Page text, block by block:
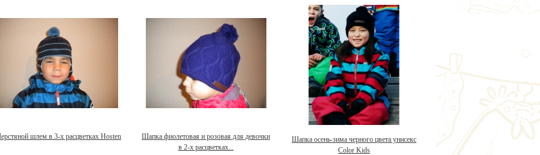
шлем в 3-х расцветках Hosten
Шапка фиолетовая и розовая для девочки
в 2-х расцветках...
Шапка осень-зима черного цвета унисекс
Color Kids